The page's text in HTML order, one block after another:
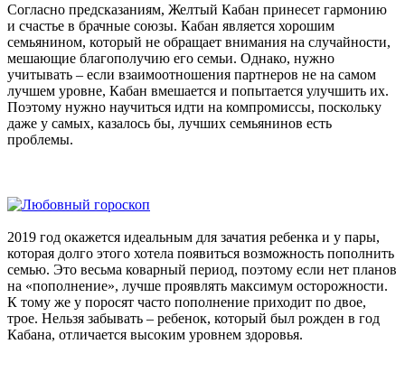
Согласно предсказаниям, Желтый Кабан принесет гармонию
и счастье в брачные союзы. Кабан является хорошим
семьянином, который не обращает внимания на случайности,
мешающие благополучию его семьи. Однако, нужно
учитывать – если взаимоотношения партнеров не на самом
лучшем уровне, Кабан вмешается и попытается улучшить их.
Поэтому нужно научиться идти на компромиссы, поскольку
даже у самых, казалось бы, лучших семьянинов есть
проблемы.
2019 год окажется идеальным для зачатия ребенка и у пары,
которая долго этого хотела появиться возможность пополнить
семью. Это весьма коварный период, поэтому если нет планов
на «пополнение», лучше проявлять максимум осторожности.
К тому же у поросят часто пополнение приходит по двое,
трое. Нельзя забывать – ребенок, который был рожден в год
Кабана, отличается высоким уровнем здоровья.